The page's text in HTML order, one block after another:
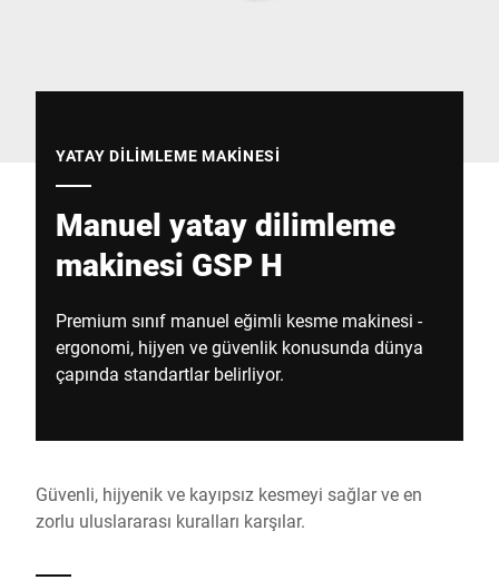
YATAY DILIMLEME MAKINESI
Manuel yatay dilimleme
makinesi GSP H
Premium sınıf manuel eğimli kesme makinesi -
ergonomi, hijyen ve güvenlik konusunda dünya
çapında standartlar belirliyor.
Güvenli, hijyenik ve kayıpsız kesmeyi sağlar ve en
zorlu uluslararası kuralları karşılar.